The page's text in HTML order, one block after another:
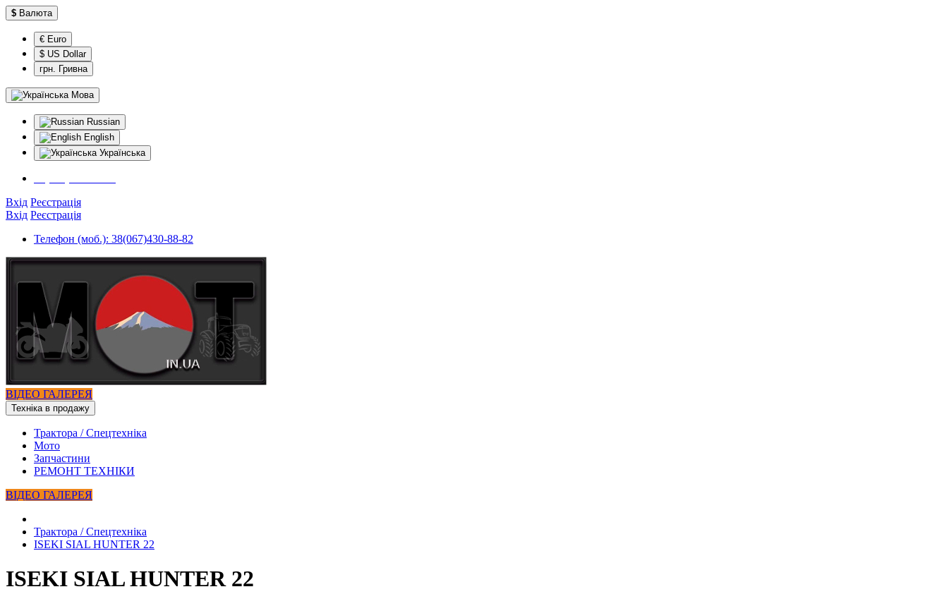
$ Валюта
€ Euro
$ US Dollar
грн. Гривна
Мова
Russian
English
Українська
Вхід Реєстрація
Вхід Реєстрація
Телефон (моб.): 38(067)430-88-82
ВІДЕО ГАЛЕРЕЯ
Техніка в продажу
Трактора / Спецтехніка
Мото
Запчастини
РЕМОНТ ТЕХНІКИ
ВІДЕО ГАЛЕРЕЯ
Трактора / Спецтехніка
ISEKI SIAL HUNTER 22
ISEKI SIAL HUNTER 22